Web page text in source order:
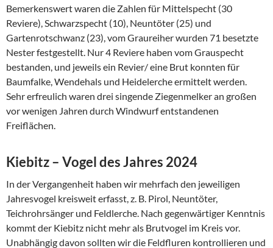
Bemerkenswert waren die Zahlen für Mittelspecht (30
Reviere), Schwarzspecht (10), Neuntöter (25) und
Gartenrotschwanz (23), vom Graureiher wurden 71 besetzte
Nester festgestellt. Nur 4 Reviere haben vom Grauspecht
bestanden, und jeweils ein Revier/ eine Brut konnten für
Baumfalke, Wendehals und Heidelerche ermittelt werden.
Sehr erfreulich waren drei singende Ziegenmelker an großen
vor wenigen Jahren durch Windwurf entstandenen
Freiflächen.
Kiebitz – Vogel des Jahres 2024
In der Vergangenheit haben wir mehrfach den jeweiligen
Jahresvogel kreisweit erfasst, z. B. Pirol, Neuntöter,
Teichrohrsänger und Feldlerche. Nach gegenwärtiger Kenntnis
kommt der Kiebitz nicht mehr als Brutvogel im Kreis vor.
Unabhängig davon sollten wir die Feldfluren kontrollieren und